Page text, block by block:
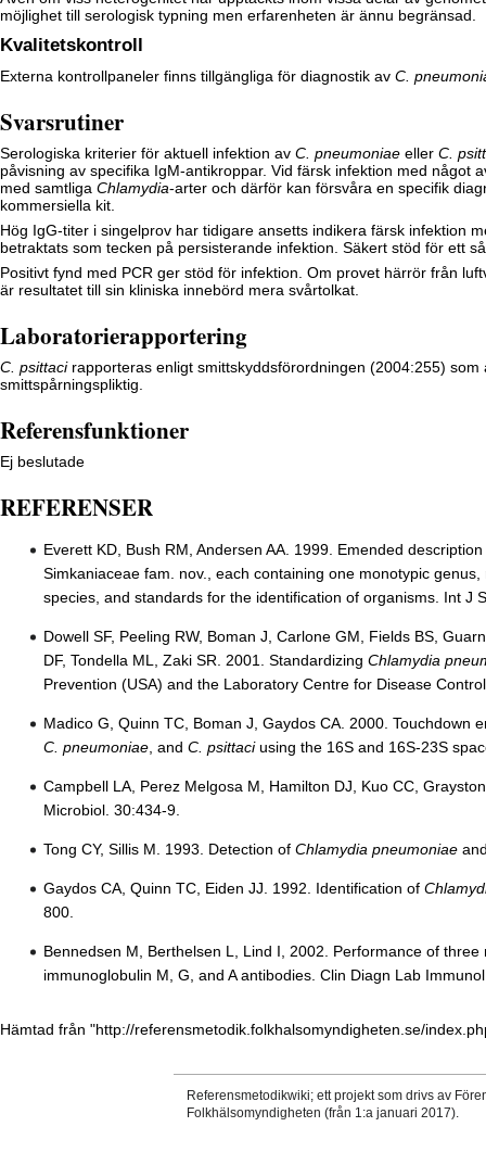
möjlighet till serologisk typning men erfarenheten är ännu begränsad.
Kvalitetskontroll
Externa kontrollpaneler finns tillgängliga för diagnostik av C.
Svarsrutiner
Serologiska kriterier för aktuell infektion av C. pneumoniae eller C.
påvisning av specifika IgM-antikroppar. Vid färsk infektion med
med samtliga Chlamydia-arter och därför kan försvåra en specifik
kommersiella kit.
Hög IgG-titer i singelprov har tidigare ansetts indikera färsk infektion
betraktats som tecken på persisterande infektion. Säkert stöd för ett
Positivt fynd med PCR ger stöd för infektion. Om provet härrör från
är resultatet till sin kliniska innebörd mera svårtolkat.
Laboratorierapportering
C. psittacirapporteras enligt smittskyddsförordningen (2004:255)
smittspårningspliktig.
Referensfunktioner
Ej beslutade
REFERENSER
Everett KD, Bush RM, Andersen AA. 1999. Emended
Simkaniaceae fam. nov., each containing one monotypic
species, and standards for the identification of organisms. Int J
Dowell SF, Peeling RW, Boman J, Carlone GM, Fields BS,
DF, Tondella ML, Zaki SR. 2001. Standardizing Chlamydia
Prevention (USA) and the Laboratory Centre for Disease
Madico G, Quinn TC, Boman J, Gaydos CA. 2000.
C. pneumoniae , and C. psittaciusing the 16S and 16S-23S
Campbell LA, Perez Melgosa M, Hamilton DJ, Kuo CC,
Microbiol. 30:434-9.
Tong CY, Sillis M. 1993. Detection of Chlamydia pneumoniae
Gaydos CA, Quinn TC, Eiden JJ. 1992. Identification of
800.
Bennedsen M, Berthelsen L, Lind I, 2002. Performance of
immunoglobulin M, G, and A antibodies. Clin Diagn Lab
Hämtad från "http://referensmetodik.folkhalsomyndigheten.se/
Referensmetodikwiki; ett projekt som drivs av
Folkhälsomyndigheten (från 1:a januari 2017).